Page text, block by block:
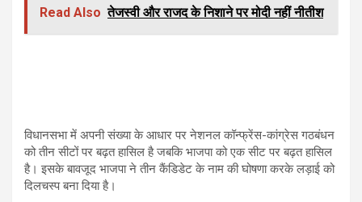
Read Also तेजस्वी और राजद के निशाने पर मोदी नहीं नीतीश
विधानसभा में अपनी संख्या के आधार पर नेशनल कॉन्फ्रेंस-कांग्रेस गठबंधन
को तीन सीटों पर बढ़त हासिल है जबकि भाजपा को एक सीट पर बढ़त हासिल
है। इसके बावजूद भाजपा ने तीन कैंडिडेट के नाम की घोषणा करके लड़ाई को
दिलचस्प बना दिया है।